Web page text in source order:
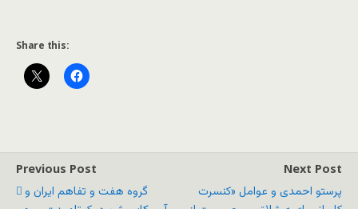
Share this:
Previous Post
گروه هفت و تفاهم ایران و
Next Post
پرستو احمدی و عوامل «کنسرت